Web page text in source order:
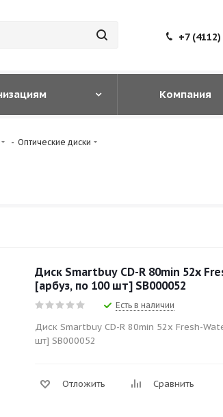
+7
Компания
- Оптические диски
Диск Smartbuy CD-R 80min 52x
[арбуз, по 100 шт] SB000052
Есть в наличии
Диск Smartbuy CD-R 80min 52x Fresh-
шт] SB000052
Отложить Сравнить